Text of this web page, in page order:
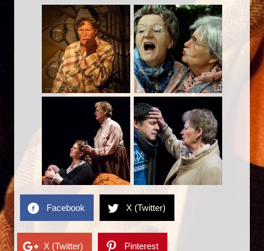
Facebook X (Twitter)
X (Twitter) Pinterest